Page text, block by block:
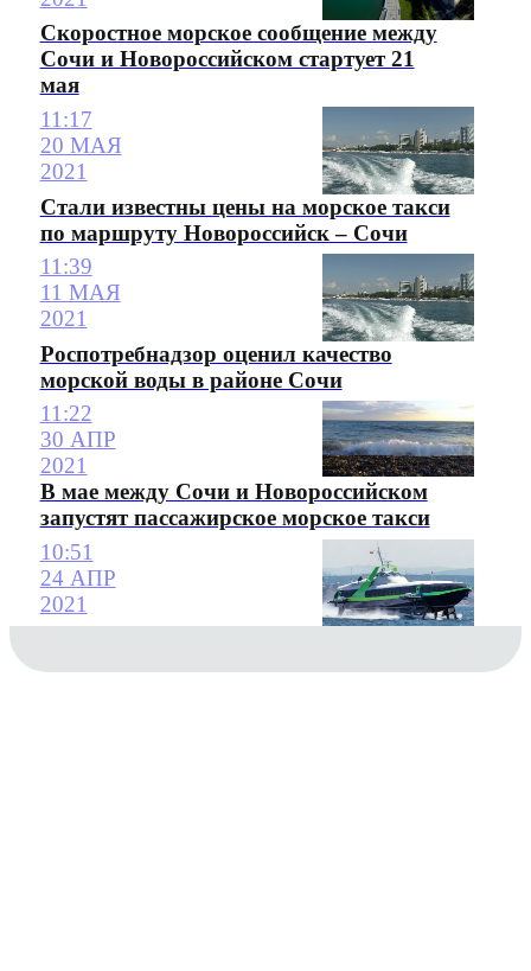
Скоростное морское сообщение между
Сочи и Новороссийском стартует 21
мая
11:17
20 МАЯ
2021
Стали известны цены на морское такси
по маршруту Новороссийск – Сочи
11:39
11 МАЯ
2021
Роспотребнадзор оценил качество
морской воды в районе Сочи
11:22
30 АПР
2021
В мае между Сочи и Новороссийском
запустят пассажирское морское такси
10:51
24 АПР
2021